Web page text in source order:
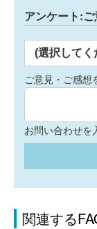
アンケート:
(選択してく
ご意見・ご感想
お問い合わせを
関連する